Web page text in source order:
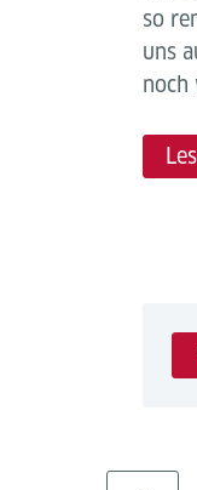
so
uns
noch